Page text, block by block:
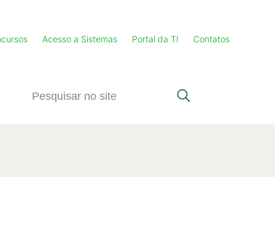
Acesso a Sistemas Portal da TI Contatos